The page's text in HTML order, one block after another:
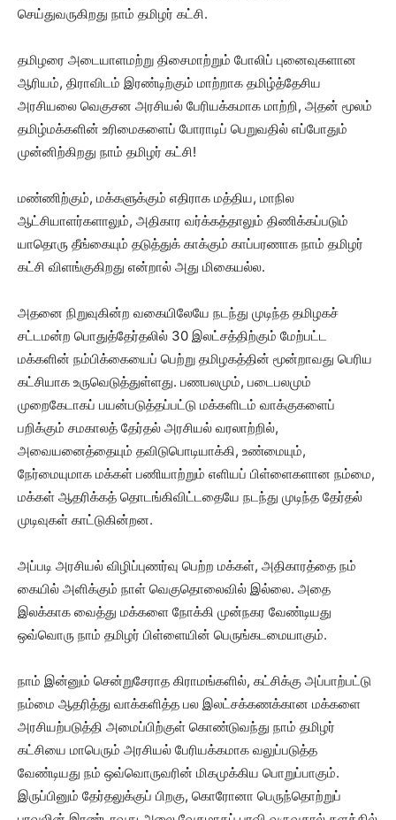
செய்துவருகிறது நாம் தமிழர் கட்சி.
தமிழரை அடையாளமற்று திசைமாற்றும் போலிப் புனைவுகளான
ஆரியம், திராவிடம் இரண்டிற்கும் மாற்றாக தமிழ்த்தேசிய
அரசியலை வெகுசன அரசியல் பேரியக்கமாக மாற்றி, அதன் மூலம்
தமிழ்மக்களின் உரிமைகளைப் போராடிப் பெறுவதில் எப்போதும்
முன்னிற்கிறது நாம் தமிழர் கட்சி!
மண்ணிற்கும், மக்களுக்கும் எதிராக மத்திய, மாநில
ஆட்சியாளர்களாலும், அதிகார வர்க்கத்தாலும் திணிக்கப்படும்
யாதொரு தீங்கையும் தடுத்துக் காக்கும் காப்பரணாக நாம் தமிழர்
கட்சி விளங்குகிறது என்றால் அது மிகையல்ல.
அதனை நிறுவுகின்ற வகையிலேயே நடந்து முடிந்த தமிழகச்
சட்டமன்ற பொதுத்தேர்தலில் 30 இலட்சத்திற்கும் மேற்பட்ட
மக்களின் நம்பிக்கையைப் பெற்று தமிழகத்தின் மூன்றாவது பெரிய
கட்சியாக உருவெடுத்துள்ளது. பணபலமும், படைபலமும்
முறைகேடாகப் பயன்படுத்தப்பட்டு மக்களிடம் வாக்குகளைப்
பறிக்கும் சமகாலத் தேர்தல் அரசியல் வரலாற்றில்,
அவையனைத்தையும் தவிடுபொடியாக்கி, உண்மையும்,
நேர்மையுமாக மக்கள் பணியாற்றும் எளியப் பிள்ளைகளான நம்மை,
மக்கள் ஆதரிக்கத் தொடங்கிவிட்டதையே நடந்து முடிந்த தேர்தல்
முடிவுகள் காட்டுகின்றன.
அப்படி அரசியல் விழிப்புணர்வு பெற்ற மக்கள், அதிகாரத்தை நம்
கையில் அளிக்கும் நாள் வெகுதொலைவில் இல்லை. அதை
இலக்காக வைத்து மக்களை நோக்கி முன்நகர வேண்டியது
ஒவ்வொரு நாம் தமிழர் பிள்ளையின் பெருங்கடமையாகும்.
நாம் இன்னும் சென்றுசேராத கிராமங்களில், கட்சிக்கு அப்பாற்பட்டு
நம்மை ஆதரித்து வாக்களித்த பல இலட்சக்கணக்கான மக்களை
அரசியற்படுத்தி அமைப்பிற்குள் கொண்டுவந்து நாம் தமிழர்
கட்சியை மாபெரும் அரசியல் பேரியக்கமாக வலுப்படுத்த
வேண்டியது நம் ஒவ்வொருவரின் மிகமுக்கிய பொறுப்பாகும்.
இருப்பினும் தேர்தலுக்குப் பிறகு, கொரோனா பெருந்தொற்றுப்